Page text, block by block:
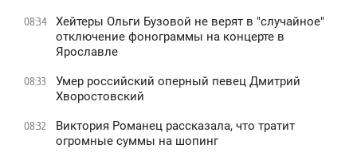
08:34
Хейтеры Ольги Бузовой не верят в "случайное"
отключение фонограммы на концерте в
Ярославле
08:33
Умер российский оперный певец Дмитрий
Хворостовский
08:32
Виктория Романец рассказала, что тратит
огромные суммы на шопинг